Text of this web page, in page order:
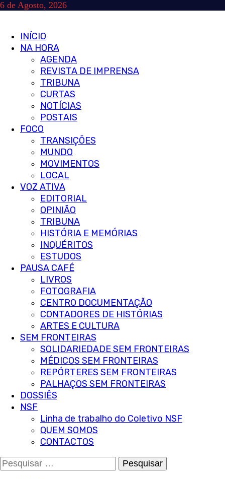
Skip
6 de Agosto, 2026
Primary
Menu
INÍCIO
NA HORA
AGENDA
REVISTA DE IMPRENSA
TRIBUNA
CURTAS
NOTÍCIAS
POSTAIS
FOCO
TRANSIÇÕES
MUNDO
MOVIMENTOS
LOCAL
VOZ ATIVA
EDITORIAL
OPINIÃO
TRIBUNA
HISTÓRIA E MEMÓRIAS
INQUÉRITOS
ESTUDOS
PAUSA CAFÉ
LIVROS
FOTOGRAFIA
CENTRO DOCUMENTAÇÃO
CONTADORES DE HISTÓRIAS
ARTES E CULTURA
SEM FRONTEIRAS
SOLIDARIEDADE SEM FRONTEIRAS
MÉDICOS SEM FRONTEIRAS
REPÓRTERES SEM FRONTEIRAS
PALHAÇOS SEM FRONTEIRAS
DOSSIÊS
NSF
Linha de trabalho do Coletivo NSF
QUEM SOMOS
CONTACTOS
Pesquisar
por: